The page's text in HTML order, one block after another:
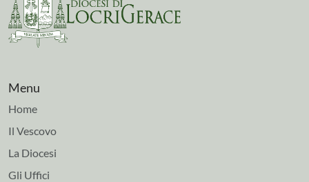
Menu
Home
Il Vescovo
La Diocesi
Gli Uffici